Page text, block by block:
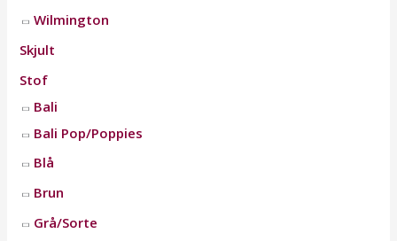
Wilmington
Skjult
Stof
Bali
Bali Pop/Poppies
Blå
Brun
Grå/Sorte